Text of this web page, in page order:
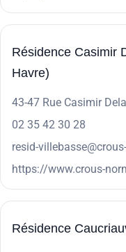
Résidence Casimir
Havre)
43-47 Rue Casimir
02 35 42 30 28
resid-
https://www.crous-
Résidence